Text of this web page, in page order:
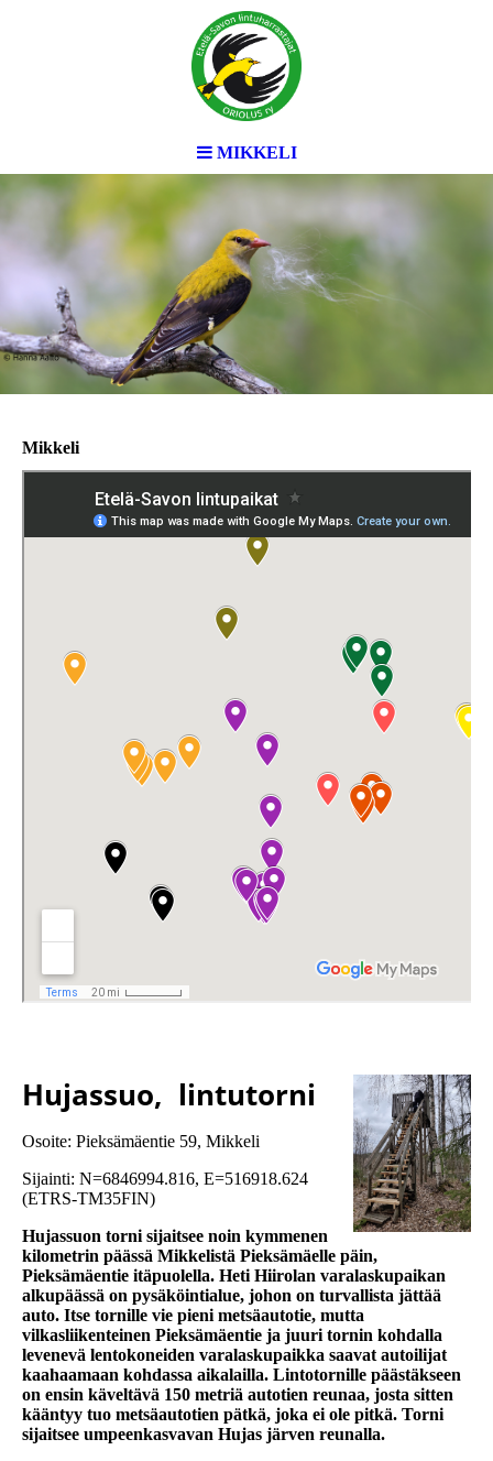
MIKKELI
Mikkeli
Hujassuo, lintutorni
Osoite: Pieksämäentie 59, Mikkeli
Sijainti: N=6846994.816, E=516918.624
(ETRS-TM35FIN)
Hujassuon torni sijaitsee noin kymmenen
kilometrin päässä Mikkelistä Pieksämäelle päin,
Pieksämäentie itäpuolella. Heti Hiirolan varalaskupaikan
alkupäässä on pysäköintialue, johon on turvallista jättää
auto. Itse tornille vie pieni metsäautotie, mutta
vilkasliikenteinen Pieksämäentie ja juuri tornin kohdalla
levenevä lentokoneiden varalaskupaikka saavat autoilijat
kaahaamaan kohdassa aikalailla. Lintotornille päästäkseen
on ensin käveltävä 150 metriä autotien reunaa, josta sitten
kääntyy tuo metsäautotien pätkä, joka ei ole pitkä. Torni
sijaitsee umpeenkasvavan Hujas järven reunalla.